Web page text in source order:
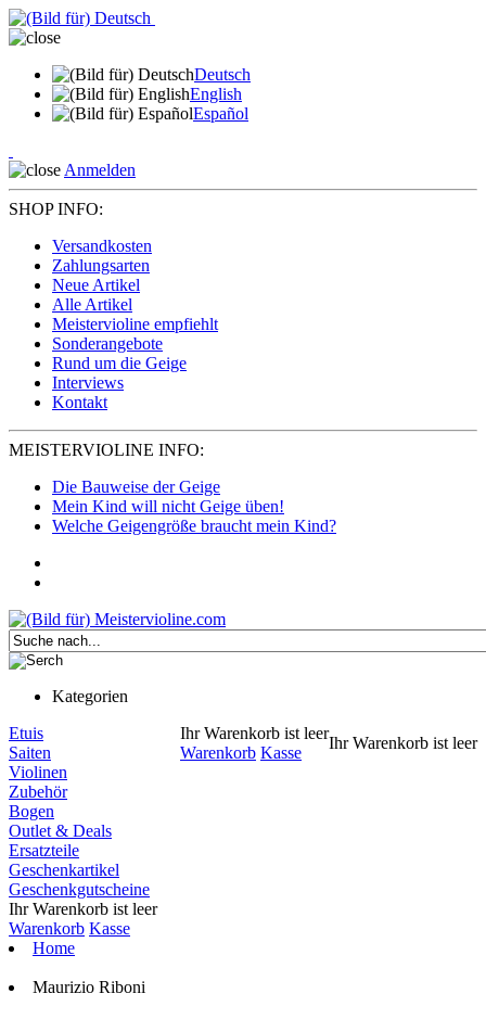
Deutsch
English
Español
Anmelden
SHOP INFO:
Versandkosten
Zahlungsarten
Neue Artikel
Alle Artikel
Meistervioline empfiehlt
Sonderangebote
Rund um die Geige
Interviews
Kontakt
MEISTERVIOLINE INFO:
Die Bauweise der Geige
Mein Kind will nicht Geige üben!
Welche Geigengröße braucht mein Kind?
Kategorien
Ihr Warenkorb ist leer
Warenkorb Kasse
Ihr Warenkorb ist leer
Etuis
Saiten
Violinen
Zubehör
Bogen
Outlet & Deals
Ersatzteile
Geschenkartikel
Geschenkgutscheine
Ihr Warenkorb ist leer
Warenkorb Kasse
Home
Maurizio Riboni